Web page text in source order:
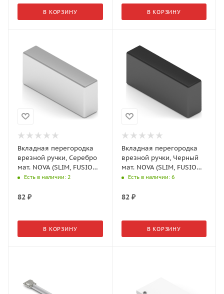
В КОРЗИНУ В КОРЗИНУ
Вкладная перегородка
врезной ручки, Серебро
мат. NOVA (SLIM, FUSION)
(Aristo)
Есть в наличии: 2
82 ₽
В КОРЗИНУ
Вкладная перегородка
врезной ручки, Черный
мат. NOVA (SLIM, FUSION)
(Aristo)
Есть в наличии: 6
82₽
В КОРЗИНУ